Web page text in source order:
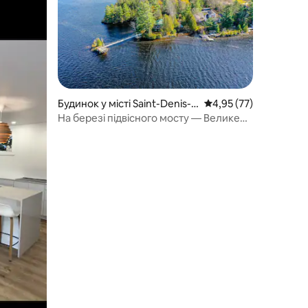
Будинок у місті Saint-Denis-d
e-Brompton
Середня оцінка: 4,95
4,95 (77)
На березі підвісного мосту — Велике